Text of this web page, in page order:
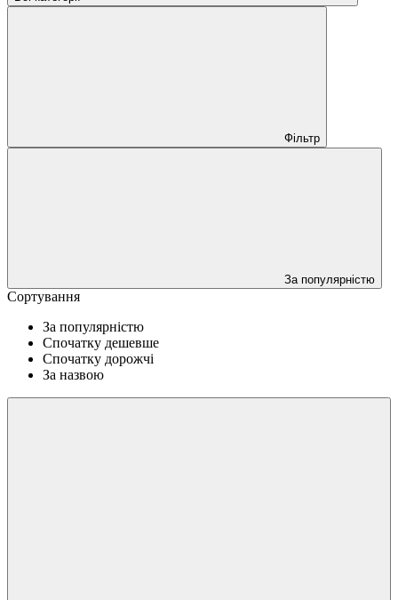
Фільтр
За популярністю
Сортування
За популярністю
Спочатку дешевше
Спочатку дорожчі
За назвою